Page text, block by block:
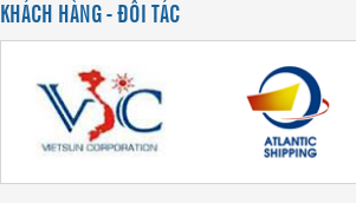
KHÁCH HÀNG - ĐỐI TÁC